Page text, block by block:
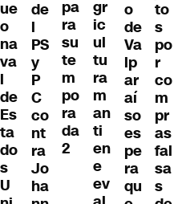
ue
o
na
va
l
de
Es
ta
do
s
U
de
l
PS
y
P
C
co
nt
ra
Jo
ha
pa
ra
su
te
m
po
ra
da
2
gr
ic
ul
tu
ra
m
an
ti
en
e
ev
o
de
Va
lp
ar
aí
so
es
pe
ra
qu
to
s
po
r
co
m
pr
as
fal
sa
s